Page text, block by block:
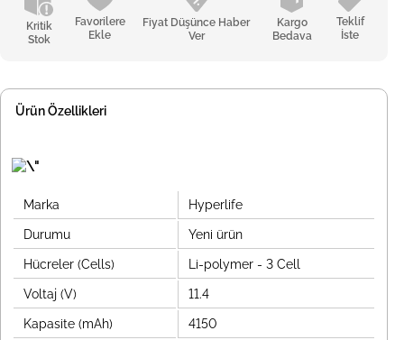
Kritik
Stok
Favorilere
Ekle
Fiyat Düşünce Haber
Ver
Kargo
Bedava
Teklif
İste
Ürün Özellikleri
Marka Hyperlife
Durumu Yeni ürün
Hücreler (Cells) Li-polymer - 3 Cell
Voltaj (V) 11.4
Kapasite (mAh) 4150